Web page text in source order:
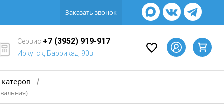
Заказать звонок
Сервис +7 (3952) 919-917
Иркутск, Баррикад, 90в
/